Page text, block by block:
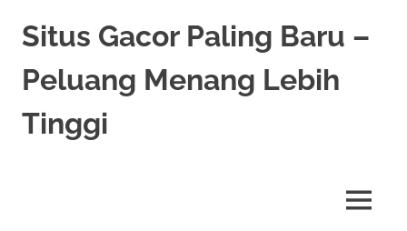
Situs Gacor Paling Baru –
Peluang Menang Lebih
Tinggi
MENU